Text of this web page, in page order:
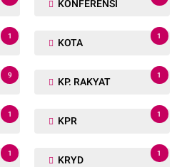
KONFERENSI
1
KOTA
1
9
KP. RAKYAT
1
1
KPR
1
1
KRYD
1